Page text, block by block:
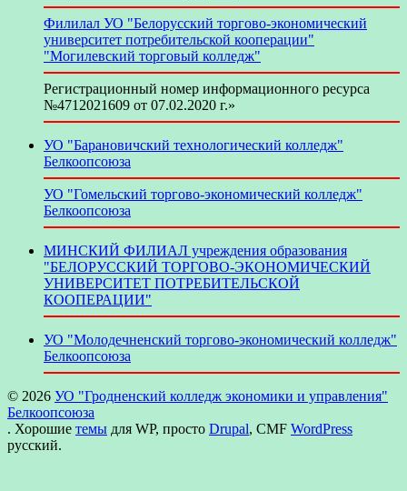
Филилал УО "Белорусский торгово-экономический
университет потребительской кооперации"
"Могилевский торговый колледж"
Регистрационный номер информационного ресурса
№4712021609 от 07.02.2020 г.»
УО "Барановичский технологический колледж"
Белкоопсоюза
УО "Гомельский торгово-экономический колледж"
Белкоопсоюза
МИНСКИЙ ФИЛИАЛ учреждения образования
"БЕЛОРУССКИЙ ТОРГОВО-ЭКОНОМИЧЕСКИЙ
УНИВЕРСИТЕТ ПОТРЕБИТЕЛЬСКОЙ
КООПЕРАЦИИ"
УО "Молодечненский торгово-экономический колледж"
Белкоопсоюза
© 2026 УО "Гродненский колледж экономики и управления"
Белкоопсоюза
. Хорошие темы для WP, просто Drupal, CMF WordPress
русский.